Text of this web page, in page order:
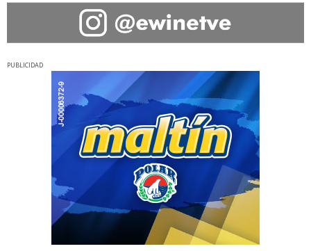
PUBLICIDAD